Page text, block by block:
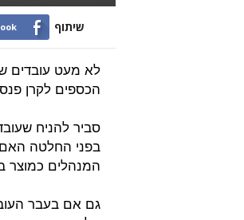
שיתוף
לא מעט עובדים
הכספים לקרן
סביר להניח
בפני החלטה
המנהלים כמוצר
גם אם בעבר